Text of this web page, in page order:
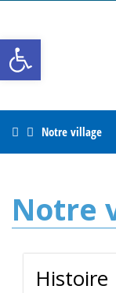
HomeNotre village
Notre
Histoire
Ouvrir la barre d’outils